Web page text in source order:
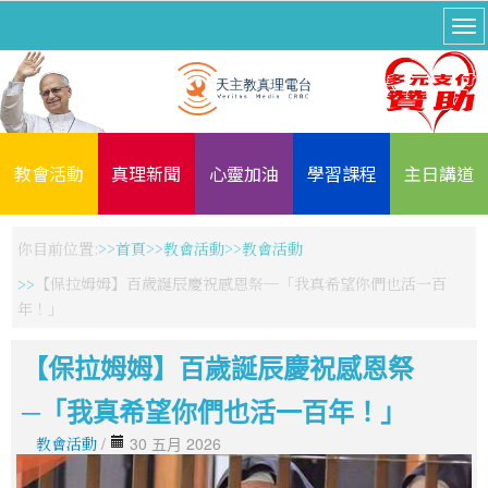
教會活動 真理新聞 心靈加油 學習課程 主日講道
你目前位置: 首頁 教會活動
教會活動
【保拉姆姆】百歲誕辰慶祝感恩祭─「我真希望你們也活一百
年！」
【保拉姆姆】百歲誕辰慶祝感恩祭
─「我真希望你們也活一百年！」
教會活動 / 30 五月 2026